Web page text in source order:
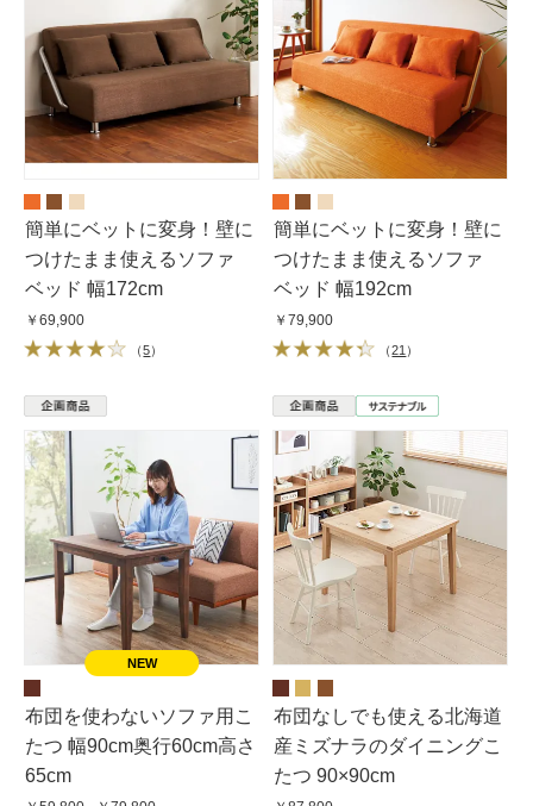
簡単にベットに変身！壁に
つけたまま使えるソファ
ベッド 幅172cm
￥69,900
（5）
簡単にベットに変身！壁に
つけたまま使えるソファ
ベッド 幅192cm
￥79,900
（21 ）
布団を使わないソファ用こ
たつ 幅90cm奥行60cm高さ
65cm
布団なしでも使える北海道
産ミズナラのダイニングこ
たつ 90×90cm